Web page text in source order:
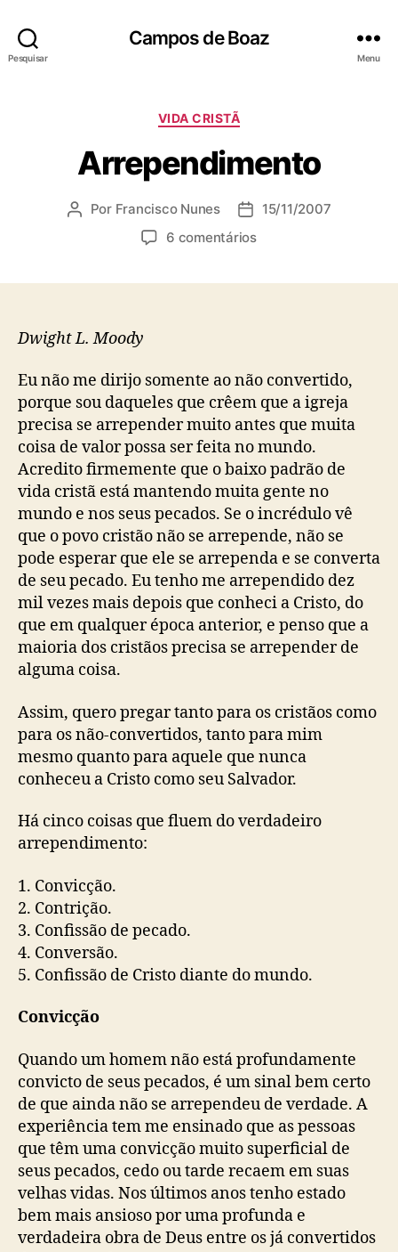
Pesquisar
Campos de Boaz
Menu
C
t
e
o
r
VIDA CRISTÃ
Arrependimento
A
r
p
s
t
Por Francisco Nunes
D
d
l
i
c
a
ç
ã
15/11/2007
6 comentáriose
e
d
i
m
e
n
t
o
Dwight L. Moody
Eu não me dirijo somente ao não convertido,
porque sou daqueles que crêem que a igreja
precisa se arrepender muito antes que muita
coisa de valor possa ser feita no mundo.
Acredito firmemente que o baixo padrão de
vida cristã está mantendo muita gente no
mundo e nos seus pecados. Se o incrédulo vê
que o povo cristão não se arrepende, não se
pode esperar que ele se arrependa e se converta
de seu pecado. Eu tenho me arrependido dez
mil vezes mais depois que conheci a Cristo, do
que em qualquer época anterior, e penso que a
maioria dos cristãos precisa se arrepender de
alguma coisa.
Assim, quero pregar tanto para os cristãos como
para os não-convertidos, tanto para mim
mesmo quanto para aquele que nunca
conheceu a Cristo como seu Salvador.
Há cinco coisas que fluem do verdadeiro
arrependimento:
1. Convicção.
2. Contrição.
3. Confissão de pecado.
4. Conversão.
5. Confissão de Cristo diante do mundo.
Convicção
Quando um homem não está profundamente
convicto de seus pecados, é um sinal bem certo
de que ainda não se arrependeu de verdade. A
experiência tem me ensinado que as pessoas
que têm uma convicção muito superficial de
seus pecados, cedo ou tarde recaem em suas
velhas vidas. Nos últimos anos tenho estado
bem mais ansioso por uma profunda e
verdadeira obra de Deus entre os já convertidos